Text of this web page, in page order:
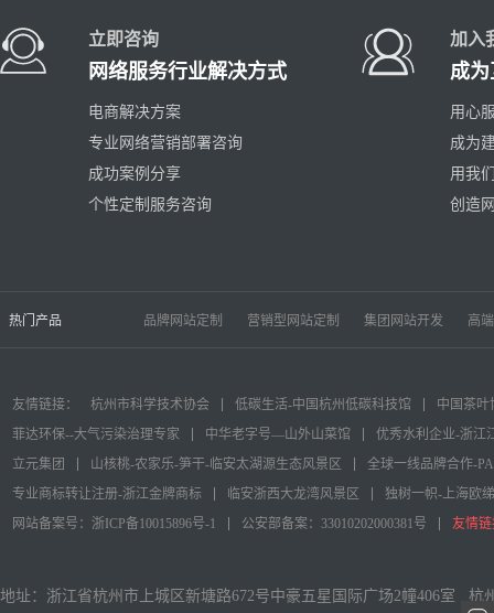
立即咨询
网络服务行业解决方式
电商解决方案
专业网络营销部署咨询
成功案例分享
个性定制服务咨询
加入
成
用心
成为
用我
创造
热门产品 品牌网站定制 营销型网站定制 集团网站开发 高
友情链接： 杭州市科学技术协会 低碳生活-中国杭州低碳科技馆
中国茶叶
菲达环保--大气污染治理专家
中华老字号—山外山菜馆
优秀水利企业-浙江
立元集团
山核桃-农家乐-笋干-临安太湖源生态风景区
全球一线品牌合作-
专业商标转让注册-浙江金牌商标
临安浙西大龙湾风景区
独树一帜-上海欧
网站备案号：浙ICP备10015896号-1
公安部备案：33010202000381号 友情
地址：浙江省杭州市上城区新塘路672号中豪五星国际广场2幢406室